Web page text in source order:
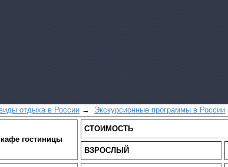
отдыха в России → Экскурсионные программы в России
гостиницы
СТОИМОСТЬ
ВЗРОСЛЫЙ